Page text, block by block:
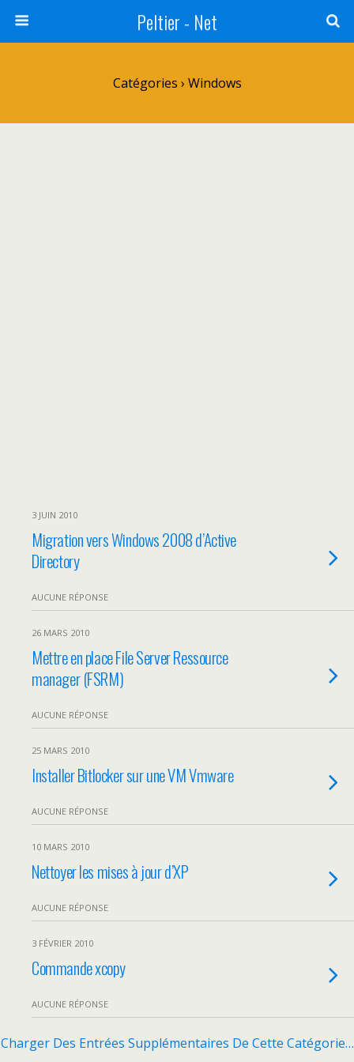
Peltier - Net
Catégories › Windows
3 JUIN 2010
Migration vers Windows 2008 d’Active
Directory
AUCUNE RÉPONSE
26 MARS 2010
Mettre en place File Server Ressource
manager (FSRM)
AUCUNE RÉPONSE
25 MARS 2010
Installer Bitlocker sur une VM Vmware
AUCUNE RÉPONSE
10 MARS 2010
Nettoyer les mises à jour d’XP
AUCUNE RÉPONSE
3 FÉVRIER 2010
Commande xcopy
AUCUNE RÉPONSE
Charger Des Entrées Supplémentaires De Cette Catégorie…